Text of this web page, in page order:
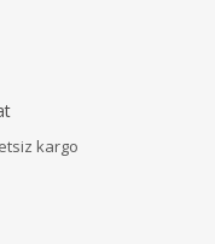
kargo